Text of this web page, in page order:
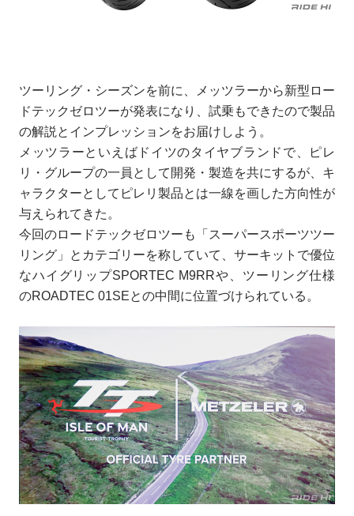
ツーリング・シーズンを前に、メッツラーから新型ロー
ドテックゼロツーが発表になり、試乗もできたので製品
の解説とインプレッションをお届けしよう。
メッツラーといえばドイツのタイヤブランドで、ピレ
リ・グループの一員として開発・製造を共にするが、キ
ャラクターとしてピレリ製品とは一線を画した方向性が
与えられてきた。
今回のロードテックゼロツーも「スーパースポーツツー
リング」とカテゴリーを称していて、サーキットで優位
なハイグリップSPORTEC M9RRや、ツーリング仕様
のROADTEC 01SEとの中間に位置づけられている。